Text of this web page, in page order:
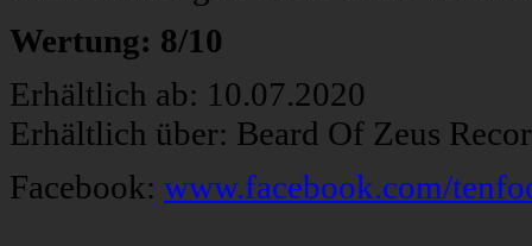
Wertung: 8/10
Erhältlich ab: 10.07.2020
Erhältlich über: Beard Of Zeus
Facebook: www.facebook.com/